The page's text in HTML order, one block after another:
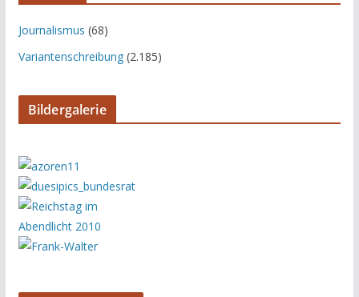
Journalismus (68)
Variantenschreibung(2.185)
Bildergalerie